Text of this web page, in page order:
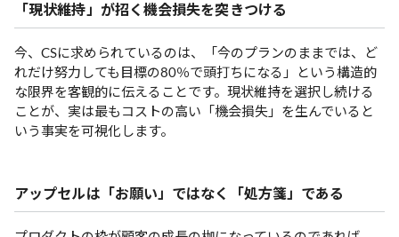
「現状維持」が招く機会損失を突きつける
今、CSに求められているのは、「今のプランのままでは、ど
れだけ努力しても目標の80％で頭打ちになる」という構造的
な限界を客観的に伝えることです。現状維持を選択し続ける
ことが、実は最もコストの高い「機会損失」を生んでいると
いう事実を可視化します。
アップセルは「お願い」ではなく「処方箋」である